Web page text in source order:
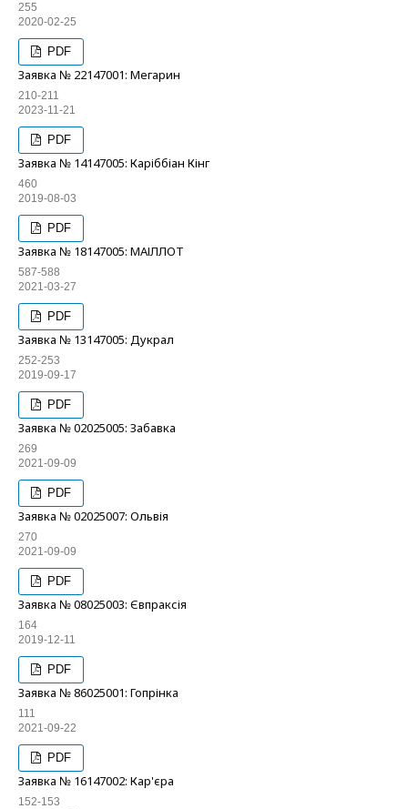
255
2020-02-25
PDF
Заявка № 22147001: Мегарин
210-211
2023-11-21
PDF
Заявка № 14147005: Каріббіан Кінг
460
2019-08-03
PDF
Заявка № 18147005: МАІЛЛОТ
587-588
2021-03-27
PDF
Заявка № 13147005: Дукрал
252-253
2019-09-17
PDF
Заявка № 02025005: Забавка
269
2021-09-09
PDF
Заявка № 02025007: Ольвія
270
2021-09-09
PDF
Заявка № 08025003: Євпраксія
164
2019-12-11
PDF
Заявка № 86025001: Гопрінка
111
2021-09-22
PDF
Заявка № 16147002: Кар'єра
152-153